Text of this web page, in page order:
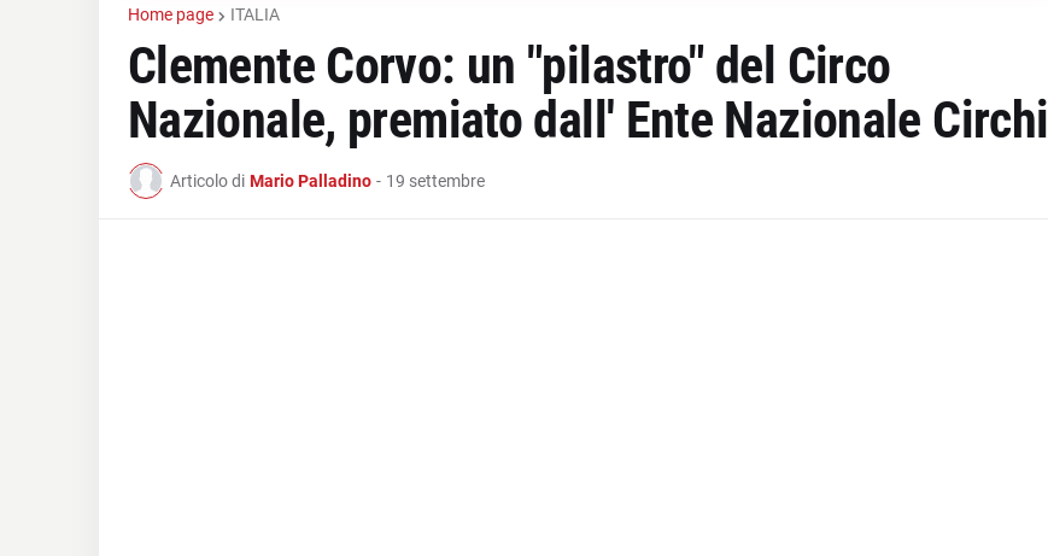
Home page ITALIA
Clemente Corvo: un "pilastro" del Circo
Nazionale, premiato dall' Ente Nazionale Circhi
Articolo di Mario Palladino - 19 settembre